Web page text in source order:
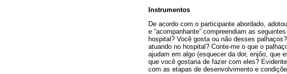
Instrumentos
De acordo com o participante abordado,
e “acompanhante” compreendiam as
hospital? Você gosta ou não desses
atuando no hospital? Conte-me o que o
ajudam em algo (esquecer da dor, enjôo, que
que você gostaria de fazer com eles?
com as etapas de desenvolvimento e